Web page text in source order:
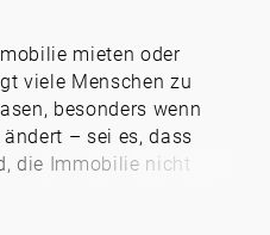
mieten oder
viele Menschen zu
besonders wenn
– sei es, dass
die Immobilie nicht
für oder gegen den